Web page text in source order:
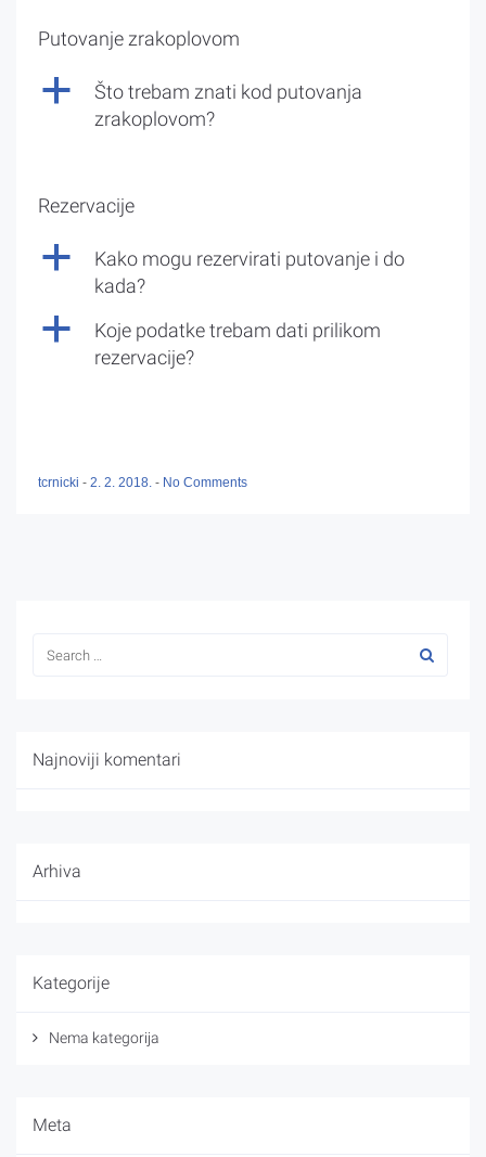
Putovanje zrakoplovom
a
Što trebam znati kod putovanja
zrakoplovom?
Rezervacije
a
Kako mogu rezervirati putovanje i do
kada?
a
Koje podatke trebam dati prilikom
rezervacije?
tcrnicki - 2. 2. 2018. - No Comments
Najnoviji komentari
Arhiva
Kategorije
Nema kategorija
Meta